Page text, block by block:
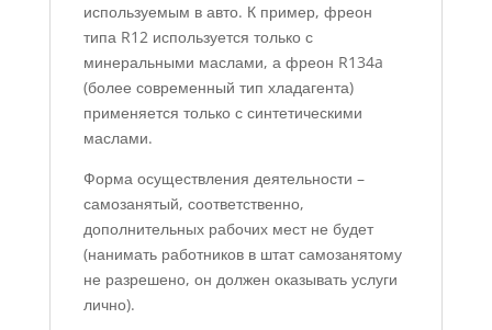
используемым в авто. К пример, фреон
типа R12 используется только с
минеральными маслами, а фреон R134a
(более современный тип хладагента)
применяется только с синтетическими
маслами.
Форма осуществления деятельности –
самозанятый, соответственно,
дополнительных рабочих мест не будет
(нанимать работников в штат самозанятому
не разрешено, он должен оказывать услуги
лично).